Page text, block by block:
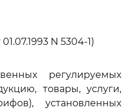
N 5304-1)
регулируемых
товары, услуги,
установленных